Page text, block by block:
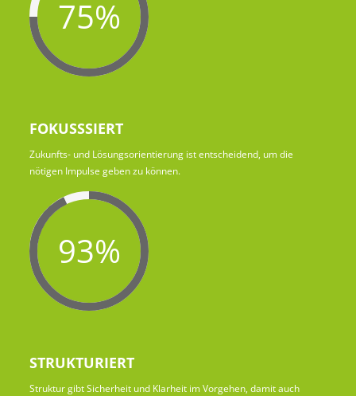
75%
FOKUSSSIERT
Zukunfts- und Lösungsorientierung ist entscheidend, um die
nötigen Impulse geben zu können.
93%
STRUKTURIERT
Struktur gibt Sicherheit und Klarheit im Vorgehen, damit auch